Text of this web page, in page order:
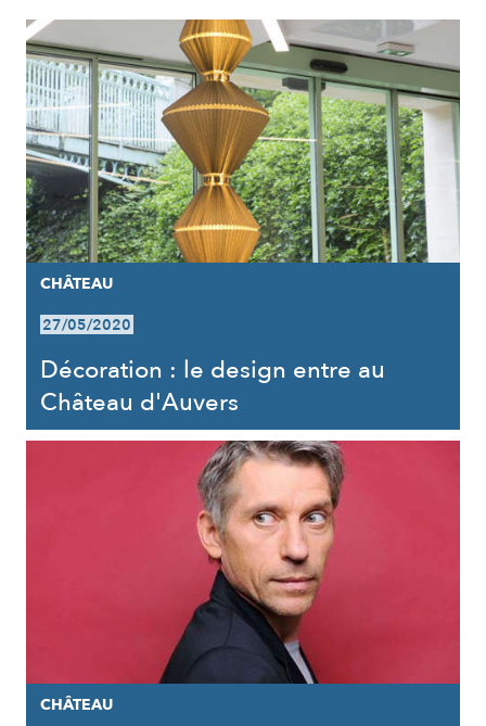
RÉSULTATS
CHÂTEAU
27/05/2020
Décoration : le design entre au
Château d'Auvers
CHÂTEAU